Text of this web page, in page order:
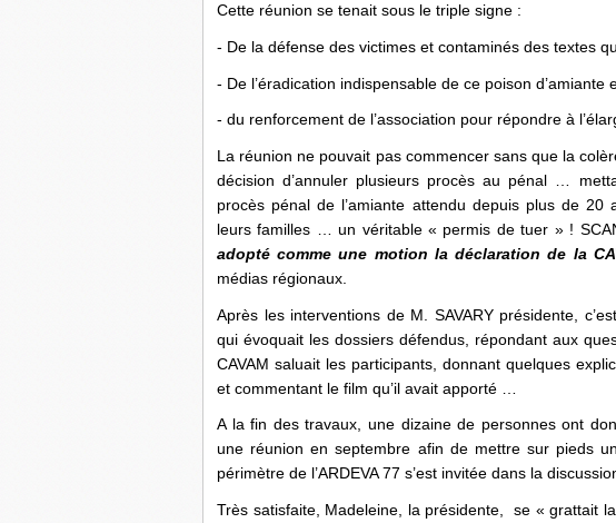
Cette réunion se tenait sous le triple signe :
- De la défense des victimes et contaminés des textes
- De l’éradication indispensable de ce poison
- du renforcement de l’association pour répondre à
La réunion ne pouvait pas commencer sans que la
décision d’annuler plusieurs procès au pénal …
procès pénal de l’amiante attendu depuis plus de
leurs familles … un véritable « permis de tuer » !
adopté comme une motion la déclaration de la
médias régionaux.
Après les interventions de M. SAVARY présidente,
qui évoquait les dossiers défendus, répondant aux
CAVAM saluait les participants, donnant quelques
et commentant le film qu’il avait apporté …
A la fin des travaux, une dizaine de personnes ont
une réunion en septembre afin de mettre sur pieds
périmètre de l’ARDEVA 77 s’est invitée dans la
Très satisfaite, Madeleine, la présidente, se « grattait